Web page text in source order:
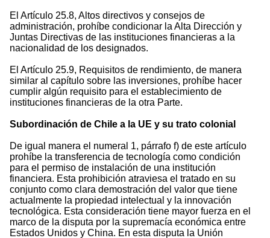
El Artículo 25.8, Altos directivos y consejos de
administración, prohíbe condicionar la Alta Dirección y
Juntas Directivas de las instituciones financieras a la
nacionalidad de los designados.
El Artículo 25.9, Requisitos de rendimiento, de manera
similar al capítulo sobre las inversiones, prohíbe hacer
cumplir algún requisito para el establecimiento de
instituciones financieras de la otra Parte.
Subordinación de Chile a la UE y su trato colonial
De igual manera el numeral 1, párrafo f) de este artículo
prohíbe la transferencia de tecnología como condición
para el permiso de instalación de una institución
financiera. Esta prohibición atraviesa el tratado en su
conjunto como clara demostración del valor que tiene
actualmente la propiedad intelectual y la innovación
tecnológica. Esta consideración tiene mayor fuerza en el
marco de la disputa por la supremacía económica entre
Estados Unidos y China. En esta disputa la Unión